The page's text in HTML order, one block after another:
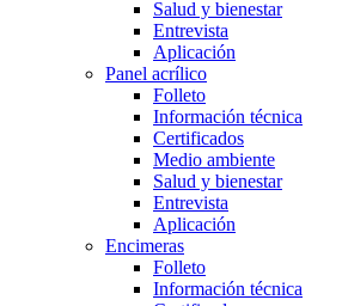
Salud y bienestar
Entrevista
Aplicación
Panel acrílico
Folleto
Información técnica
Certificados
Medio ambiente
Salud y bienestar
Entrevista
Aplicación
Encimeras
Folleto
Información técnica